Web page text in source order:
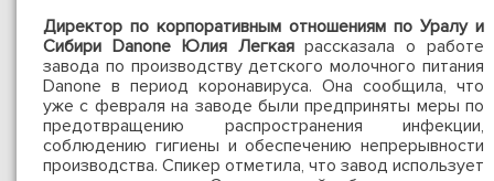
Директор по корпоративным отношениям по Уралу и
Сибири Danone Юлия Легкаярассказала о работе
завода по производству детского молочного питания
Danone в период коронавируса. Она сообщила, что
уже с февраля на заводе были предприняты меры по
предотвращению распространения инфекции,
соблюдению гигиены и обеспечению непрерывности
производства. Спикер отметила, что завод использует